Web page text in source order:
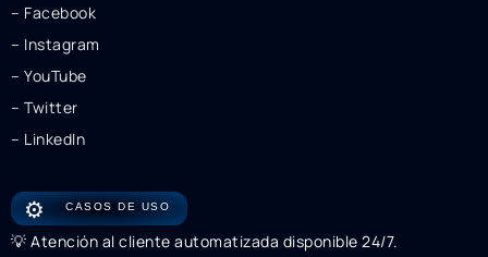
– Facebook
– Instagram
– YouTube
– Twitter
– LinkedIn
⚙️ CASOS DE USO
💡 Atención al cliente automatizada disponible 24/7.